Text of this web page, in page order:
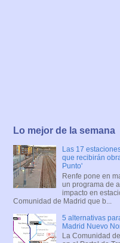
Lo mejor de la semana
Las 17
que recibirán
Punto'
Renfe pone en
un programa de
impacto en
Comunidad de Madrid que b...
5 alternativas
Madrid Nuevo
La Comunidad